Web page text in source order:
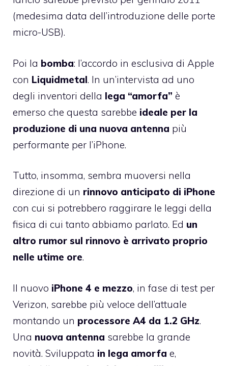
(medesima data dell’introduzione delle porte
micro-USB).
Poi la bomba: l’accordo in esclusiva di Apple
con Liquidmetal. In un’intervista ad uno
degli inventori della lega “amorfa” è
emerso che questa sarebbe ideale per la
produzione di una nuova antenna più
performante per l’iPhone.
Tutto, insomma, sembra muoversi nella
direzione di un rinnovo anticipato di iPhone
con cui si potrebbero raggirare le leggi della
fisica di cui tanto abbiamo parlato. Ed un
altro rumor sul rinnovo è arrivato proprio
nelle utime ore.
Il nuovo iPhone 4 e mezzo, in fase di test per
Verizon, sarebbe più veloce dell’attuale
montando un processore A4 da 1.2 GHz.
Una nuova antenna sarebbe la grande
novità. Sviluppata in lega amorfa e,